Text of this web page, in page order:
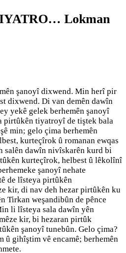
Lokman
şanoyî dixwend. Min herî pir
dixwend. Di van demên dawîn
yekê gelek berhemên şanoyî
pirtûkên tiyatroyî de tiştek bala
min; gelo çima berhemên
kurteçîrok û romanan ewqas
salên dawîn nivîskarên kurd bi
kurteçîrok, helbest û lêkolînî
şanoyî nehate
de lîsteya pirtûkên
kir, di nav deh hezar pirtûkên ku
Tirkan weşandibûn de pênce
li lîsteya sala dawîn yên
kir, bi hezaran pirtûk
şanoyî tunebûn. Gelo çima?
gihîştim vê encamê; berhemên